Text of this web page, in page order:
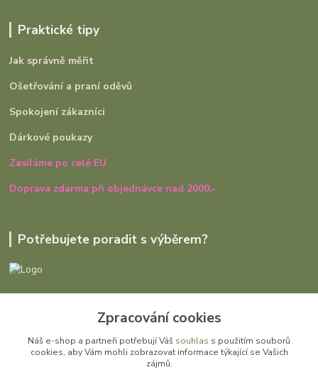
Praktické tipy
Jak správně měřit
Ošetřování a praní oděvů
Spokojení zákazníci
Dárkové poukazy
Zasíláme po celé EU
Doprava zdarma při objednávce nad 2000,-
Potřebujete poradit s výběrem?
+420 727 979 401
info@gomi.cz
Zpracování cookies
Náš e-shop a partneři potřebují Váš souhlas s použitím souborů
cookies, aby Vám mohli zobrazovat informace týkající se Vašich
zájmů.